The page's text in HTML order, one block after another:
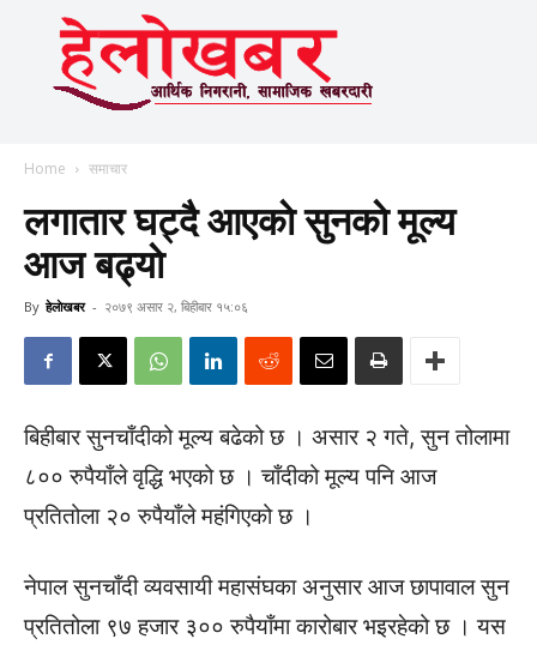
Home समाचार
लगातार घट्दै आएकाे सुनकाे मूल्य
आज बढ्याे
By हेलाेखबर - २०७९ असार २, बिहीबार १५:०६
बिहीबार सुनचाँदीको मूल्य बढेको छ । असार २ गते, सुन तोलामा
८०० रुपैयाँले वृद्धि भएको छ । चाँदीको मूल्य पनि आज
प्रतितोला २० रुपैयाँले महंगिएको छ ।
नेपाल सुनचाँदी व्यवसायी महासंघका अनुसार आज छापावाल सुन
प्रतितोला ९७ हजार ३०० रुपैयाँमा कारोबार भइरहेको छ । यस